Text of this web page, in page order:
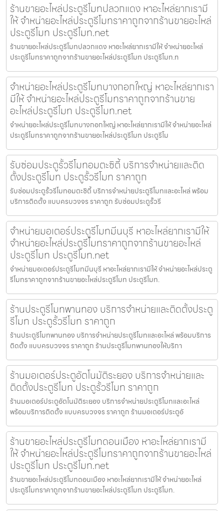
ร้านขายอะไหล่ประตูรีโมทปลวกแดง หาอะไหล่ยากเรามี
ให้ จำหน่ายอะไหล่ประตูรีโมทราคาถูกจากร้านขายอะไหล่
ประตูรีโมท ประตูรีโมท.net
ร้านขายอะไหล่ประตูรีโมทปลวกแดง หาอะไหล่ยากเรามีให้ จำหน่ายอะไหล่
ประตูรีโมทราคาถูกจากร้านขายอะไหล่ประตูรีโมท ประตูรีโมท.n
จำหน่ายอะไหล่ประตูรีโมทบางกอกใหญ่ หาอะไหล่ยากเรา
มีให้ จำหน่ายอะไหล่ประตูรีโมทราคาถูกจากร้านขาย
อะไหล่ประตูรีโมท ประตูรีโมท.net
จำหน่ายอะไหล่ประตูรีโมทบางกอกใหญ่ หาอะไหล่ยากเรามีให้ จำหน่ายอะไหล่
ประตูรีโมทราคาถูกจากร้านขายอะไหล่ประตูรีโมท ประตูรีโม
รับซ่อมประตูรั้วรีโมทอมตะซิตี้ บริการจำหน่ายและติด
ตั้งประตูรีโมท ประตูรั้วรีโมท ราคาถูก
รับซ่อมประตูรั้วรีโมทอมตะซิตี้ บริการจำหน่ายประตูรีโมทและอะไหล่ พร้อม
บริการติดตั้ง แบบครบวงจร ราคาถูก รับซ่อมประตูรั้วรี
จำหน่ายมอเตอร์ประตูรีโมทมีนบุรี หาอะไหล่ยากเรามีให้
จำหน่ายอะไหล่ประตูรีโมทราคาถูกจากร้านขายอะไหล่
ประตูรีโมท ประตูรีโมท.net
จำหน่ายมอเตอร์ประตูรีโมทมีนบุรี หาอะไหล่ยากเรามีให้ จำหน่ายอะไหล่ประตู
รีโมทราคาถูกจากร้านขายอะไหล่ประตูรีโมท ประตูรีโมท.
ร้านประตูรีโมทพานทอง บริการจำหน่ายและติดตั้งประตู
รีโมท ประตูรั้วรีโมท ราคาถูก
ร้านประตูรีโมทพานทอง บริการจำหน่ายประตูรีโมทและอะไหล่ พร้อมบริการ
ติดตั้ง แบบครบวงจร ราคาถูก ร้านประตูรีโมทพานทองให้บริกา
ร้านมอเตอร์ประตูอัตโนมัติระยอง บริการจำหน่ายและ
ติดตั้งประตูรีโมท ประตูรั้วรีโมท ราคาถูก
ร้านมอเตอร์ประตูอัตโนมัติระยอง บริการจำหน่ายประตูรีโมทและอะไหล่
พร้อมบริการติดตั้ง แบบครบวงจร ราคาถูก ร้านมอเตอร์ประตูอั
ร้านขายอะไหล่ประตูรีโมทดอนเมือง หาอะไหล่ยากเรามี
ให้ จำหน่ายอะไหล่ประตูรีโมทราคาถูกจากร้านขายอะไหล่
ประตูรีโมท ประตูรีโมท.net
ร้านขายอะไหล่ประตูรีโมทดอนเมือง หาอะไหล่ยากเรามีให้ จำหน่ายอะไหล่
ประตูรีโมทราคาถูกจากร้านขายอะไหล่ประตูรีโมท ประตูรีโมท.